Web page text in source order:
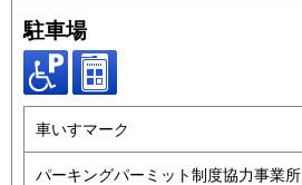
駐車場
車いすマーク
パーキングパーミット制度協力事業所